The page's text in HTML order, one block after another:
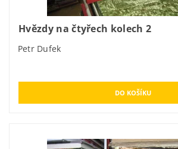
Hvězdy na čtyřech kolech 2
Petr Dufek